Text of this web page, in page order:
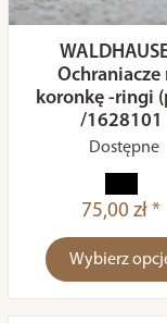
Ochraniacze
koronkę -ringi
/1628101
Dostępne
75,00 zł *
Wybierz